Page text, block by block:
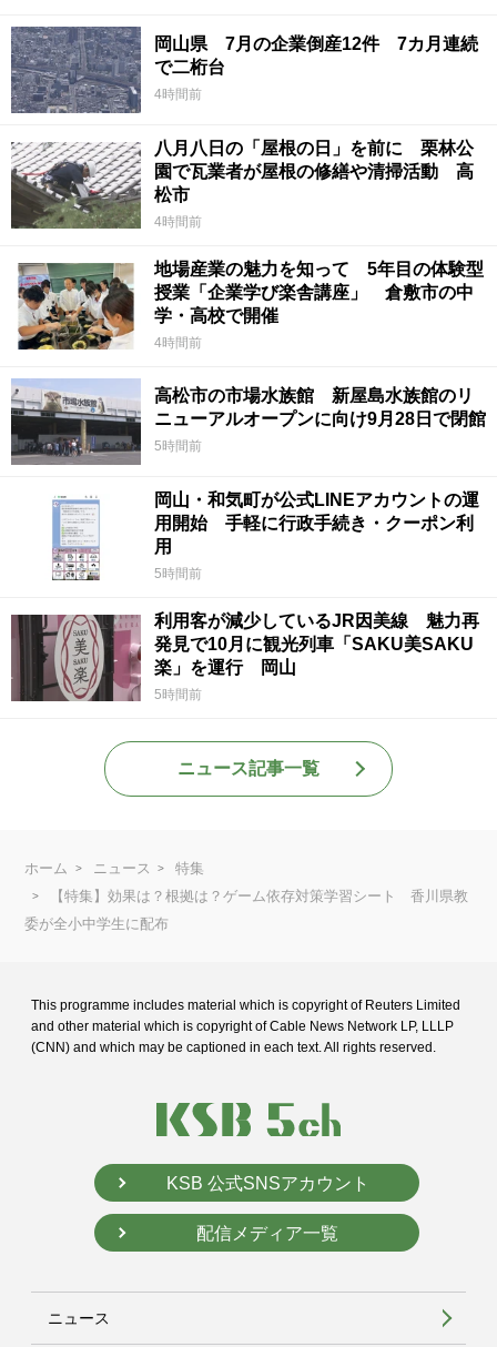
岡山県 7月の企業倒産12件 7カ月連続
で二桁台
4時間前
八月八日の「屋根の日」を前に 栗林公
園で瓦業者が屋根の修繕や清掃活動 高
松市
4時間前
地場産業の魅力を知って 5年目の体験型
授業「企業学び楽舎講座」 倉敷市の中
学・高校で開催
4時間前
高松市の市場水族館 新屋島水族館のリ
ニューアルオープンに向け9月28日で閉館
5時間前
岡山・和気町が公式LINEアカウントの運
用開始 手軽に行政手続き・クーポン利
用
5時間前
利用客が減少しているJR因美線 魅力再
発見で10月に観光列車「SAKU美SAKU
楽」を運行 岡山
5時間前
ニュース記事一覧
ホーム ニュース
特集
【特集】効果は？根拠は？ゲーム依存対策学習シート 香川県教
委が全小中学生に配布
This programme includes material which is copyright of Reuters Limited
and other material which is copyright of Cable News Network LP, LLLP
(CNN) and which may be captioned in each text. All rights reserved.
KSB 公式SNSアカウント
配信メディア一覧
ニュース